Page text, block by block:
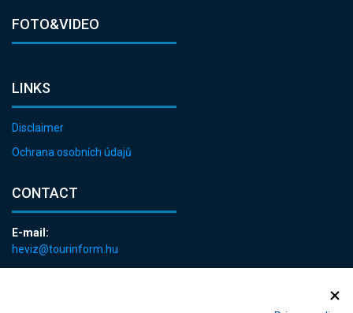
FOTO&VIDEO
LINKS
Disclaimer
Ochrana osobních údajů
CONTACT
E-mail:
heviz@tourinform.hu